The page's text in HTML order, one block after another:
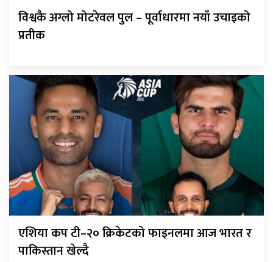
विश्वकै अग्लो मोटरेवल पुल – पूर्वाधारमा नयाँ उचाइको
प्रतीक
एशिया कप टी–२० क्रिकेटको फाइनलमा आज भारत र
पाकिस्तान खेल्दै